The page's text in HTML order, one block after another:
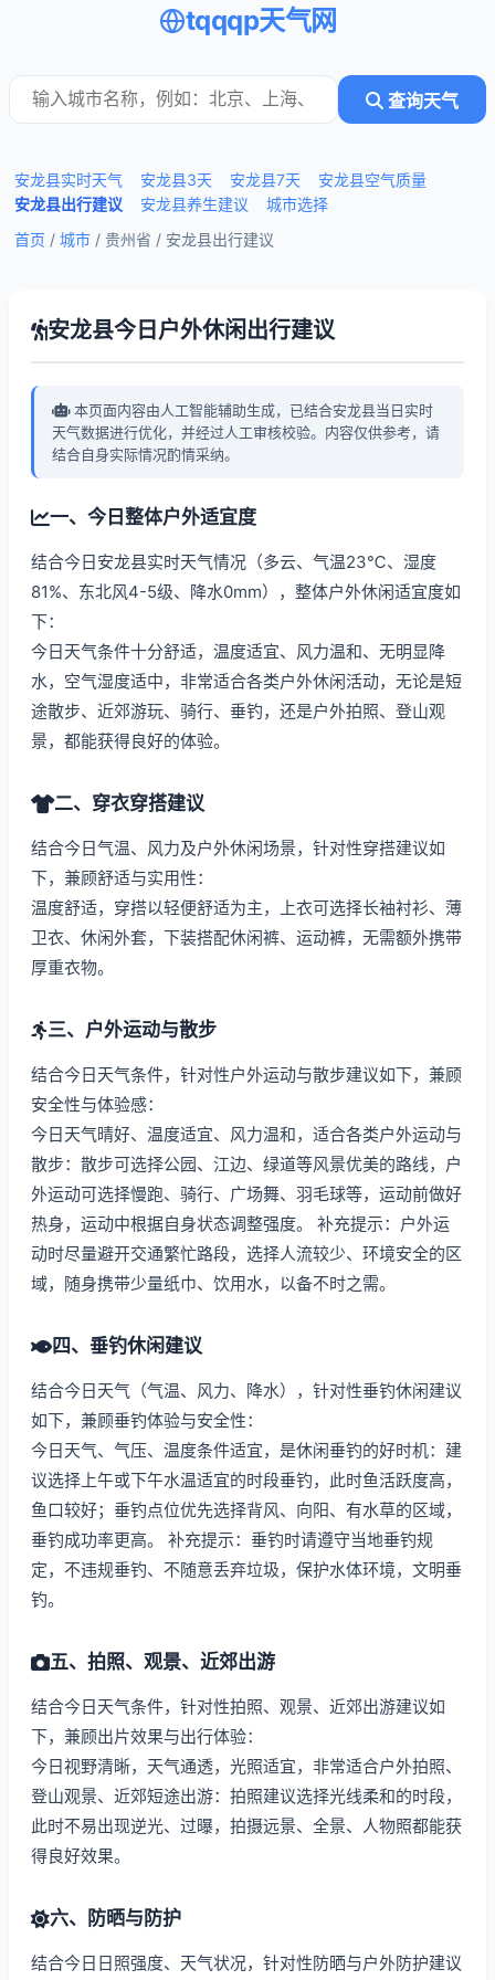
tqqqp天气网
查询天气
安龙县实时天气 安龙县3天 安龙县7天
安龙县空气质量
安龙县出行建议
安龙县养生建议
城市选择
首页 / 城市 / 贵州省 / 安龙县出行建议
安龙县今日户外休闲出行建议
本页面内容由人工智能辅助生成，已结合安龙县当日实时
天气数据进行优化，并经过人工审核校验。内容仅供参考，请
结合自身实际情况酌情采纳。
一、今日整体户外适宜度
结合今日安龙县实时天气情况（多云、气温23℃、湿度
81%、东北风4-5级、降水0mm），整体户外休闲适宜度如
下：
今日天气条件十分舒适，温度适宜、风力温和、无明显降
水，空气湿度适中，非常适合各类户外休闲活动，无论是短
途散步、近郊游玩、骑行、垂钓，还是户外拍照、登山观
景，都能获得良好的体验。
二、穿衣穿搭建议
结合今日气温、风力及户外休闲场景，针对性穿搭建议如
下，兼顾舒适与实用性：
温度舒适，穿搭以轻便舒适为主，上衣可选择长袖衬衫、薄
卫衣、休闲外套，下装搭配休闲裤、运动裤，无需额外携带
厚重衣物。
三、户外运动与散步
结合今日天气条件，针对性户外运动与散步建议如下，兼顾
安全性与体验感：
今日天气晴好、温度适宜、风力温和，适合各类户外运动与
散步：散步可选择公园、江边、绿道等风景优美的路线，户
外运动可选择慢跑、骑行、广场舞、羽毛球等，运动前做好
热身，运动中根据自身状态调整强度。 补充提示：户外运
动时尽量避开交通繁忙路段，选择人流较少、环境安全的区
域，随身携带少量纸巾、饮用水，以备不时之需。
四、垂钓休闲建议
结合今日天气（气温、风力、降水），针对性垂钓休闲建议
如下，兼顾垂钓体验与安全性：
今日天气、气压、温度条件适宜，是休闲垂钓的好时机：建
议选择上午或下午水温适宜的时段垂钓，此时鱼活跃度高，
鱼口较好；垂钓点位优先选择背风、向阳、有水草的区域，
垂钓成功率更高。 补充提示：垂钓时请遵守当地垂钓规
定，不违规垂钓、不随意丢弃垃圾，保护水体环境，文明垂
钓。
五、拍照、观景、近郊出游
结合今日天气条件，针对性拍照、观景、近郊出游建议如
下，兼顾出片效果与出行体验：
今日视野清晰，天气通透，光照适宜，非常适合户外拍照、
登山观景、近郊短途出游：拍照建议选择光线柔和的时段，
此时不易出现逆光、过曝，拍摄远景、全景、人物照都能获
得良好效果。
六、防晒与防护
结合今日日照强度、天气状况，针对性防晒与户外防护建议